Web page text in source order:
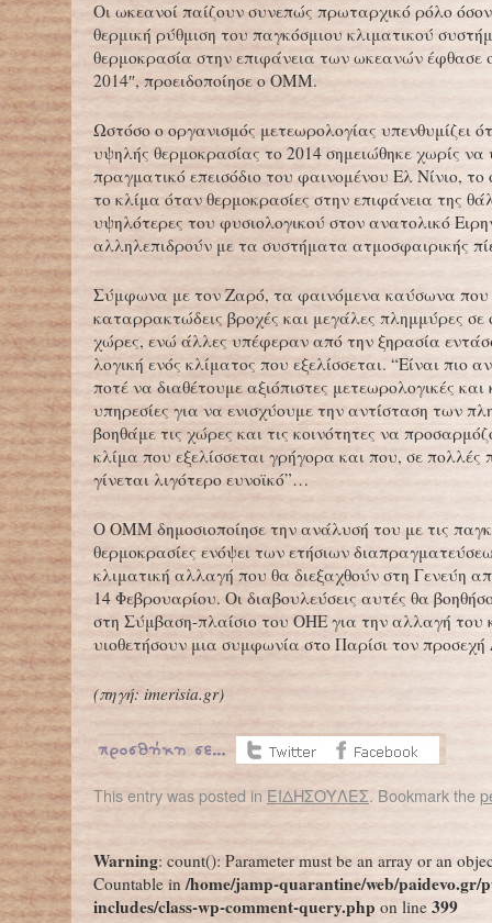
Οι ωκεανοί παίζουν συνεπώς πρωταρχικό ρόλο
θερμική ρύθμιση του παγκόσμιου κλιματικού
θερμοκρασία στην επιφάνεια των ωκεανών έφθασε
2014″, προειδοποίησε ο ΟΜΜ.
Ωστόσο ο οργανισμός μετεωρολογίας υπενθυμίζει
υψηλής θερμοκρασίας το 2014 σημειώθηκε χωρίς να
πραγματικό επεισόδιο του φαινομένου Ελ Νίνιο, το
το κλίμα όταν θερμοκρασίες στην επιφάνεια της
υψηλότερες του φυσιολογικού στον ανατολικό
αλληλεπιδρούν με τα συστήματα ατμοσφαιρικής
Σύμφωνα με τον Ζαρό, τα φαινόμενα καύσωνα που
καταρρακτώδεις βροχές και μεγάλες πλημμύρες σε
χώρες, ενώ άλλες υπέφεραν από την ξηρασία
λογική ενός κλίματος που εξελίσσεται. “Είναι πιο
ποτέ να διαθέτουμε αξιόπιστες μετεωρολογικές και
υπηρεσίες για να ενισχύουμε την αντίσταση των
βοηθάμε τις χώρες και τις κοινότητες να
κλίμα που εξελίσσεται γρήγορα και που, σε πολλές
γίνεται λιγότερο ευνοϊκό”…
Ο ΟΜΜ δημοσιοποίησε την ανάλυσή του με τις
θερμοκρασίες ενόψει των ετήσιων
κλιματική αλλαγή που θα διεξαχθούν στη Γενεύη
14 Φεβρουαρίου. Οι διαβουλεύσεις αυτές θα
στη Σύμβαση-πλαίσιο του ΟΗΕ για την αλλαγή του
υιοθετήσουν μια συμφωνία στο Παρίσι τον προσεχή
(πηγή: imerisia.gr)
This entry was posted in ΕΙΔΗΣΟΥΛΕΣ. Bookmark the
Warning: count(): Parameter must be an array or an
Countable in/home/jamp-quarantine/web/paidevo.gr/
includes/class-wp-comment-query.php on line 399